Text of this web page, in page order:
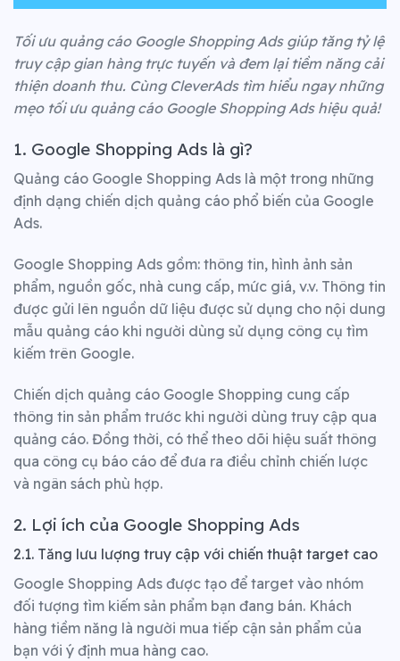
Tối ưu quảng cáo Google Shopping Ads giúp tăng tỷ lệ
truy cập gian hàng trực tuyến và đem lại tiềm năng cải
thiện doanh thu. Cùng CleverAds tìm hiểu ngay những
mẹo tối ưu quảng cáo Google Shopping Ads hiệu quả!
1. Google Shopping Ads là gì?
Quảng cáo Google Shopping Ads là một trong những
định dạng chiến dịch quảng cáo phổ biến của Google
Ads.
Google Shopping Ads gồm: thông tin, hình ảnh sản
phẩm, nguồn gốc, nhà cung cấp, mức giá, v.v. Thông tin
được gửi lên nguồn dữ liệu được sử dụng cho nội dung
mẫu quảng cáo khi người dùng sử dụng công cụ tìm
kiếm trên Google.
Chiến dịch quảng cáo Google Shopping cung cấp
thông tin sản phẩm trước khi người dùng truy cập qua
quảng cáo. Đồng thời, có thể theo dõi hiệu suất thông
qua công cụ báo cáo để đưa ra điều chỉnh chiến lược
và ngân sách phù hợp.
2. Lợi ích của Google Shopping Ads
2.1. Tăng lưu lượng truy cập với chiến thuật target cao
Google Shopping Ads được tạo để target vào nhóm
đối tượng tìm kiếm sản phẩm bạn đang bán. Khách
hàng tiềm năng là người mua tiếp cận sản phẩm của
bạn với ý định mua hàng cao.